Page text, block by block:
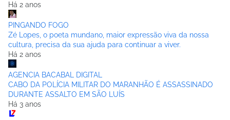
Há 2 anos
PINGANDO FOGO
Zé Lopes, o poeta mundano, maior expressão viva da nossa
cultura, precisa da sua ajuda para continuar a viver.
Há 2 anos
AGENCIA BACABAL DIGITAL
CABO DA POLÍCIA MILITAR DO MARANHÃO É ASSASSINADO
DURANTE ASSALTO EM SÃO LUÍS
Há 3 anos